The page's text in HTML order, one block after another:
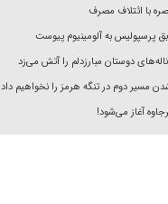
با ائتلاف مصرف
پرسپولیس به آلومینیوم پیوست
دوستان مبارزدلم را آتش می‌زد
مسیر دوم در تنگه هرمز را نخواهیم داد
آغاز می‌شود!